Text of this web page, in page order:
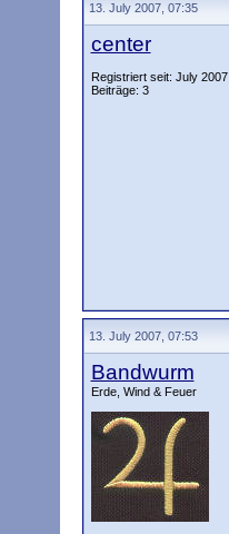
13. July 2007, 07:35
center
Registriert seit: July 2007
Beiträge: 3
13. July 2007, 07:53
Bandwurm
Erde, Wind & Feuer